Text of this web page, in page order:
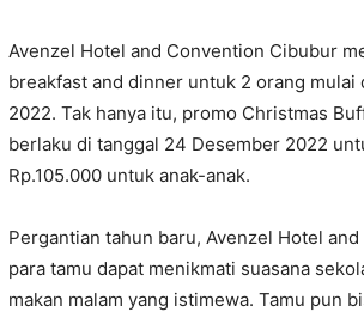
Avenzel Hotel and Convention Cibubur
breakfast and dinner untuk 2 orang
2022. Tak hanya itu, promo Christmas
berlaku di tanggal 24 Desember 2022
Rp.105.000 untuk anak-anak.
Pergantian tahun baru, Avenzel Hotel
para tamu dapat menikmati suasana
makan malam yang istimewa. Tamu pun